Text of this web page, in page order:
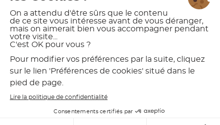
© 2026 AKW INTERNATIONAL
MENTIONS LÉGALES
POLITIQUE DE CONFIDENTIALITÉ
CONDITIONS GÉNÉRALES DE VENTE
CHARTE D’UTILISATION DES VISUELS AKW